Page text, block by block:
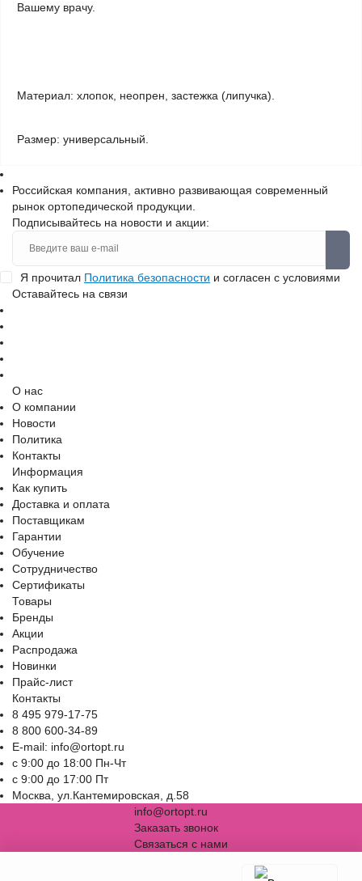
Вашему врачу.
Материал: хлопок, неопрен, застежка (липучка).
Размер: универсальный.
Российская компания, активно развивающая современный
рынок ортопедической продукции.
Подписывайтесь на новости и акции:
Я прочитал Политика безопасности и согласен с условиями
Оставайтесь на связи
О нас
О компании
Новости
Политика
Контакты
Информация
Как купить
Доставка и оплата
Поставщикам
Гарантии
Обучение
Сотрудничество
Сертификаты
Товары
Бренды
Акции
Распродажа
Новинки
Прайс-лист
Контакты
8 495 979-17-75
8 800 600-34-89
E-mail: info@ortopt.ru
c 9:00 до 18:00 Пн-Чт
c 9:00 до 17:00 Пт
Москва, ул.Кантемировская, д.58
info@ortopt.ru
Заказать звонок
Связаться с нами